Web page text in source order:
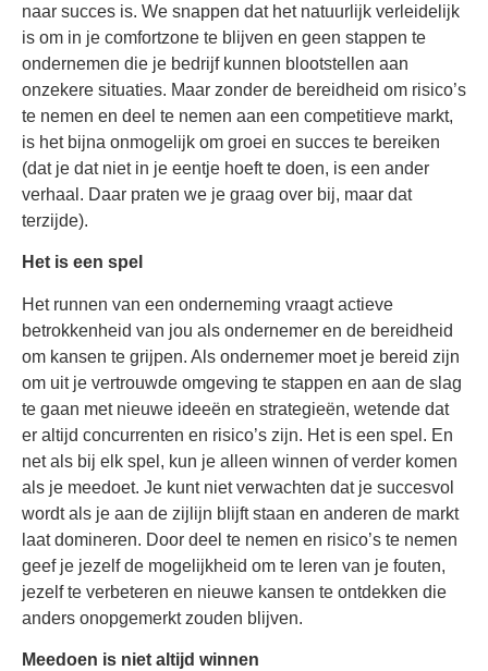
naar succes is. We snappen dat het natuurlijk verleidelijk
is om in je comfortzone te blijven en geen stappen te
ondernemen die je bedrijf kunnen blootstellen aan
onzekere situaties. Maar zonder de bereidheid om risico’s
te nemen en deel te nemen aan een competitieve markt,
is het bijna onmogelijk om groei en succes te bereiken
(dat je dat niet in je eentje hoeft te doen, is een ander
verhaal. Daar praten we je graag over bij, maar dat
terzijde).
Het is een spel
Het runnen van een onderneming vraagt actieve
betrokkenheid van jou als ondernemer en de bereidheid
om kansen te grijpen. Als ondernemer moet je bereid zijn
om uit je vertrouwde omgeving te stappen en aan de slag
te gaan met nieuwe ideeën en strategieën, wetende dat
er altijd concurrenten en risico’s zijn. Het is een spel. En
net als bij elk spel, kun je alleen winnen of verder komen
als je meedoet. Je kunt niet verwachten dat je succesvol
wordt als je aan de zijlijn blijft staan en anderen de markt
laat domineren. Door deel te nemen en risico’s te nemen
geef je jezelf de mogelijkheid om te leren van je fouten,
jezelf te verbeteren en nieuwe kansen te ontdekken die
anders onopgemerkt zouden blijven.
Meedoen is niet altijd winnen